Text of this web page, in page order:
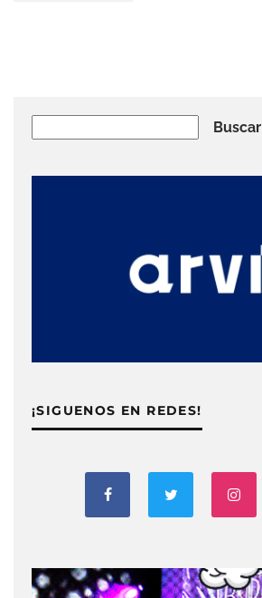
Buscar
¡SIGUENOS EN REDES!